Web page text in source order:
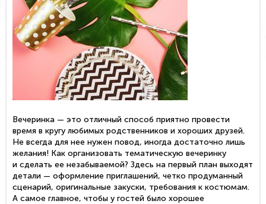
Вечеринка — это отличный способ приятно провести
время в кругу любимых родственников и хороших друзей.
Не всегда для нее нужен повод, иногда достаточно лишь
желания! Как организовать тематическую вечеринку
и сделать ее незабываемой? Здесь на первый план выходят
детали — оформление приглашений, четко продуманный
сценарий, оригинальные закуски, требования к костюмам.
А самое главное, чтобы у гостей было хорошее